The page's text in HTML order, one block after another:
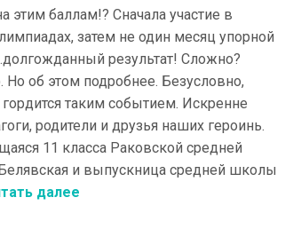
этим баллам!? Сначала участие в
затем не один месяц упорной
результат! Сложно?
Но об этом подробнее. Безусловно,
таким событием. Искренне
родители и друзья наших героинь.
11 класса Раковской средней
и выпускница средней школы
далее